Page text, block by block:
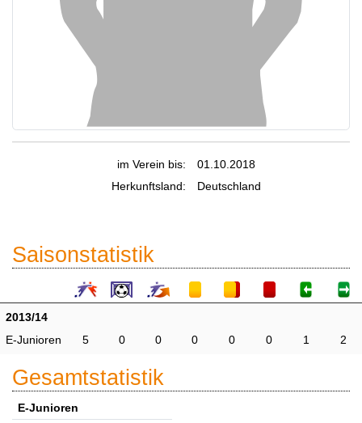
im Verein bis:
01.10.2018
Herkunftsland:
Deutschland
Saisonstatistik
2013/14
E-Junioren
5 0 0 0 0 0 1 2
Gesamtstatistik
E-Junioren